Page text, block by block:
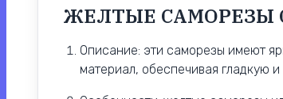
ЖЕЛТЫЕ САМОРЕЗЫ
Описание: эти саморезы имеют
материал, обеспечивая гладкую